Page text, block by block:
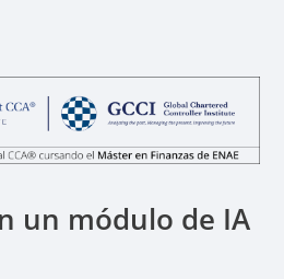
un módulo de IA